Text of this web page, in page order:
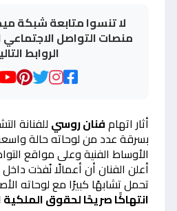
لا تنسوا متابعة شبكة
منصات التواصل
الروابط
أثار اتهامفنان روسي للفنانة
بسرقة عدد من لوحاته حالة
الأوساط الفنية وعلى مواقع
أعلن الفنان أن أعمالًا نُفذت
تحمل تشابهًا كبيرًا مع لوحاته
انتهاكًا صريحًا لحقوق